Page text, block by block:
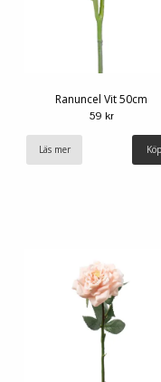
Ranuncel Vit 50cm
59 kr
Läs mer